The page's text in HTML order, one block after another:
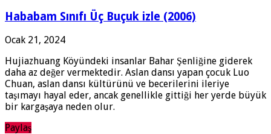
Hababam Sınıfı Üç Buçuk izle (2006)
Ocak 21, 2024
Hujiazhuang Köyündeki insanlar Bahar Şenliğine giderek
daha az değer vermektedir. Aslan dansı yapan çocuk Luo
Chuan, aslan dansı kültürünü ve becerilerini ileriye
taşımayı hayal eder, ancak genellikle gittiği her yerde büyük
bir kargaşaya neden olur.
Paylaş